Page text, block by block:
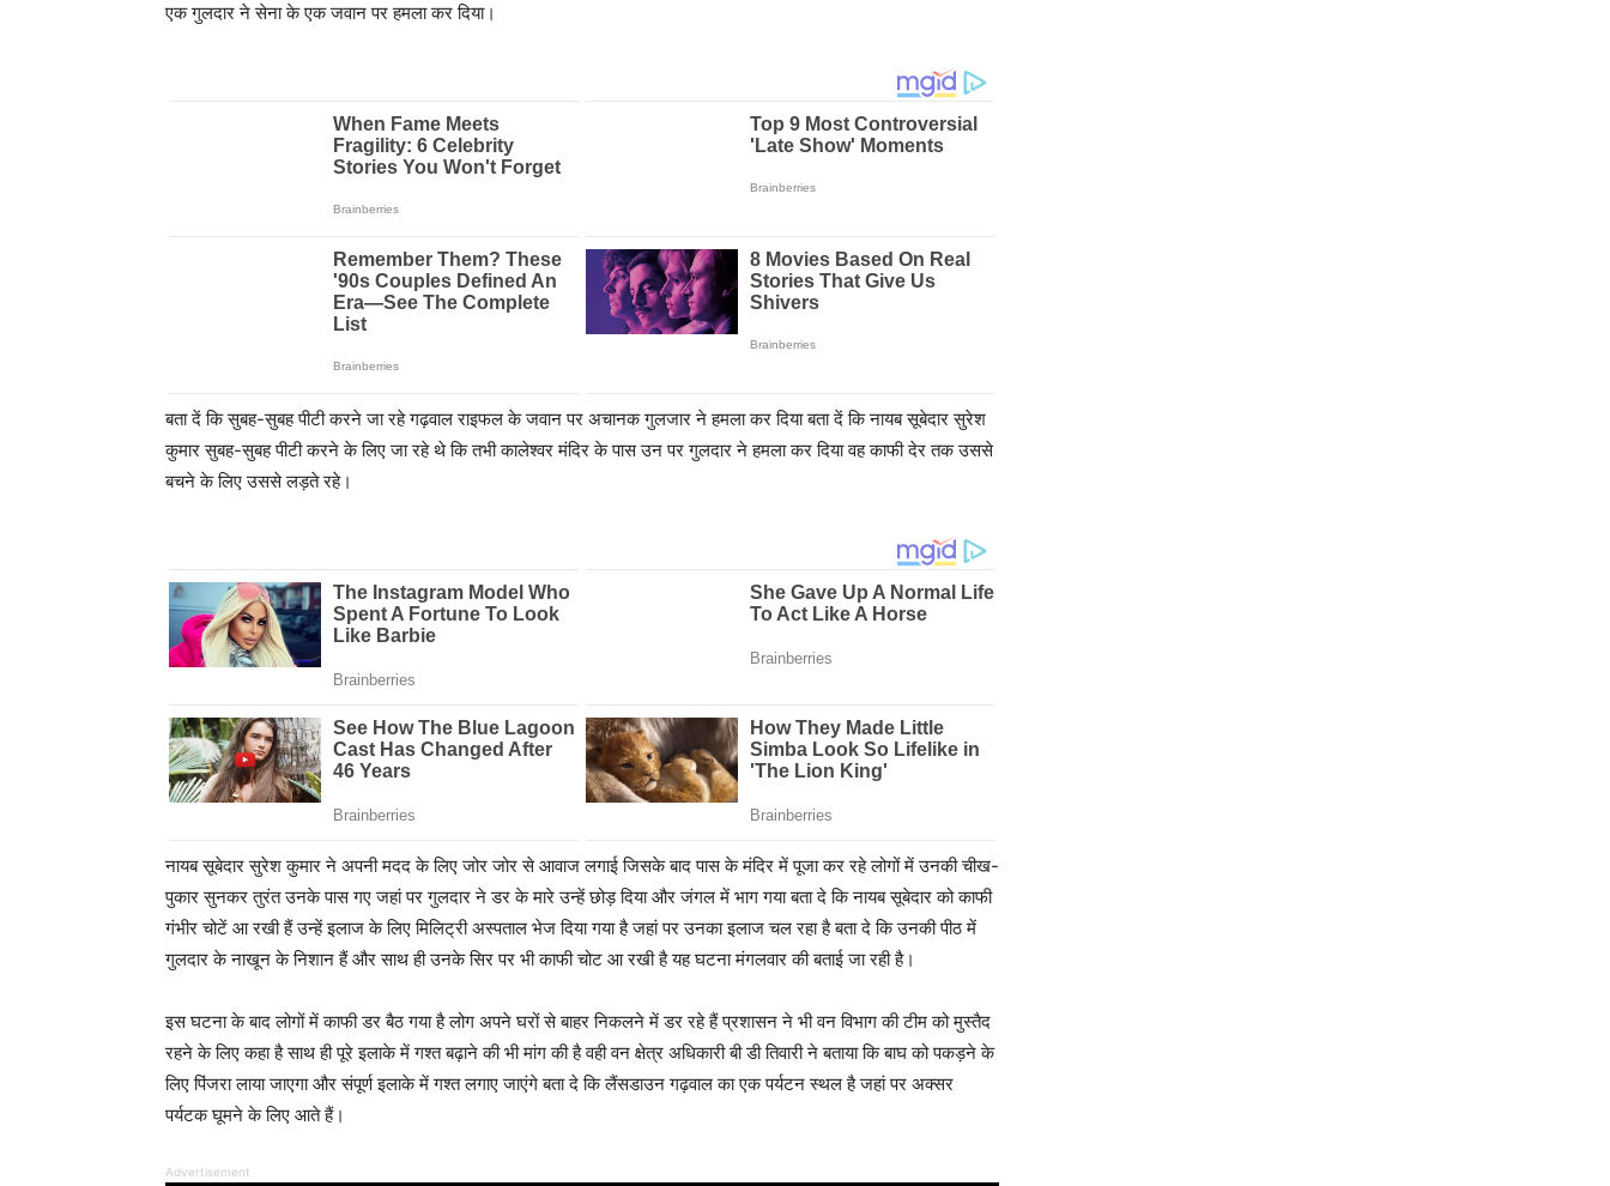
एक गुलदार ने सेना के एक जवान पर हमला कर दिया।
बता दें कि सुबह-सुबह पीटी करने जा रहे गढ़वाल राइफल के जवान पर अचानक गुलजार ने हमला कर दिया बता दें कि नायब सूबेदार सुरेश
कुमार सुबह-सुबह पीटी करने के लिए जा रहे थे कि तभी कालेश्वर मंदिर के पास उन पर गुलदार ने हमला कर दिया वह काफी देर तक उससे
बचने के लिए उससे लड़ते रहे।
नायब सूबेदार सुरेश कुमार ने अपनी मदद के लिए जोर जोर से आवाज लगाई जिसके बाद पास के मंदिर में पूजा कर रहे लोगों में उनकी चीख-
पुकार सुनकर तुरंत उनके पास गए जहां पर गुलदार ने डर के मारे उन्हें छोड़ दिया और जंगल में भाग गया बता दे कि नायब सूबेदार को काफी
गंभीर चोटें आ रखी हैं उन्हें इलाज के लिए मिलिट्री अस्पताल भेज दिया गया है जहां पर उनका इलाज चल रहा है बता दे कि उनकी पीठ में
गुलदार के नाखून के निशान हैं और साथ ही उनके सिर पर भी काफी चोट आ रखी है यह घटना मंगलवार की बताई जा रही है।
इस घटना के बाद लोगों में काफी डर बैठ गया है लोग अपने घरों से बाहर निकलने में डर रहे हैं प्रशासन ने भी वन विभाग की टीम को मुस्तैद
रहने के लिए कहा है साथ ही पूरे इलाके में गश्त बढ़ाने की भी मांग की है वही वन क्षेत्र अधिकारी बी डी तिवारी ने बताया कि बाघ को पकड़ने के
लिए पिंजरा लाया जाएगा और संपूर्ण इलाके में गश्त लगाए जाएंगे बता दे कि लैंसडाउन गढ़वाल का एक पर्यटन स्थल है जहां पर अक्सर
पर्यटक घूमने के लिए आते हैं।
Advertisement